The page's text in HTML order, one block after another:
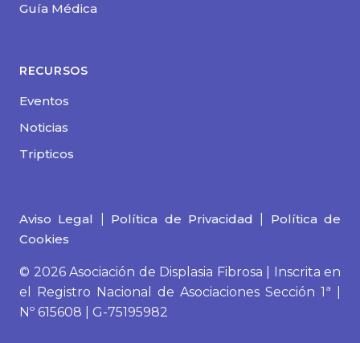
Guía Médica
RECURSOS
Eventos
Noticias
Tripticos
Aviso Legal Política de Privacidad
Política de
Cookies
© 2026 Asociación de Displasia Fibrosa | Inscrita en
el Registro Nacional de Asociaciones Sección 1ª |
Nº 615608 | G-75195982